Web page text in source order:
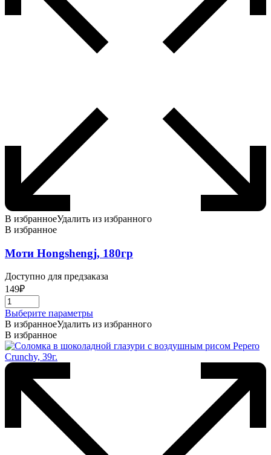
В избранноеУдалить из избранного
В избранное
Моти Hongshengj, 180гр
Доступно для предзаказа
149₽
Выберите параметрыЭтот
товар
несколько
В избранноеУдалить из избранного
В избранное